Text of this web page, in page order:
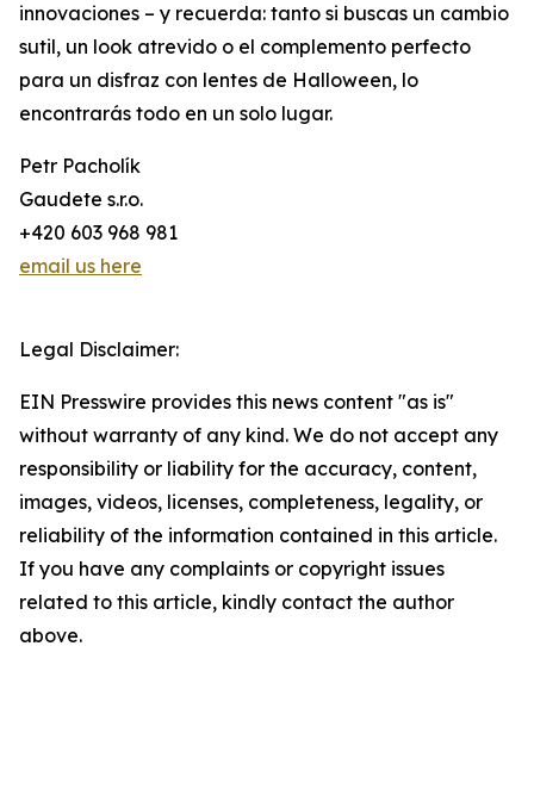
innovaciones – y recuerda: tanto si buscas un cambio
sutil, un look atrevido o el complemento perfecto
para un disfraz con lentes de Halloween, lo
encontrarás todo en un solo lugar.
Petr Pacholík
Gaudete s.r.o.
+420 603 968 981
email us here
Legal Disclaimer:
EIN Presswire provides this news content "as is"
without warranty of any kind. We do not accept any
responsibility or liability for the accuracy, content,
images, videos, licenses, completeness, legality, or
reliability of the information contained in this article.
If you have any complaints or copyright issues
related to this article, kindly contact the author
above.